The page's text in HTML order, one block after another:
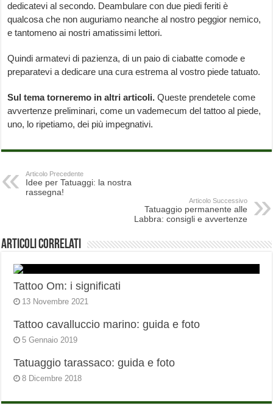
dedicatevi al secondo. Deambulare con due piedi feriti è
qualcosa che non auguriamo neanche al nostro peggior nemico,
e tantomeno ai nostri amatissimi lettori.
Quindi armatevi di pazienza, di un paio di ciabatte comode e
preparatevi a dedicare una cura estrema al vostro piede tatuato.
Sul tema torneremo in altri articoli. Queste prendetele come
avvertenze preliminari, come un vademecum del tattoo al piede,
uno, lo ripetiamo, dei più impegnativi.
Articolo Precedente
Idee per Tatuaggi: la nostra
rassegna!
Articolo Successivo
Tatuaggio permanente alle
Labbra: consigli e avvertenze
Articoli correlati
Tattoo Om: i significati
13 Novembre 2021
Tattoo cavalluccio marino: guida e foto
5 Gennaio 2019
Tatuaggio tarassaco: guida e foto
8 Dicembre 2018